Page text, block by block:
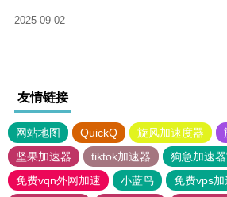
2025-09-02
友情链接
网站地图 QuickQ 旋风加速度器
坚果加速器
tiktok加速器
狗急加速
免费vqn外网加速
小蓝鸟
免费vps